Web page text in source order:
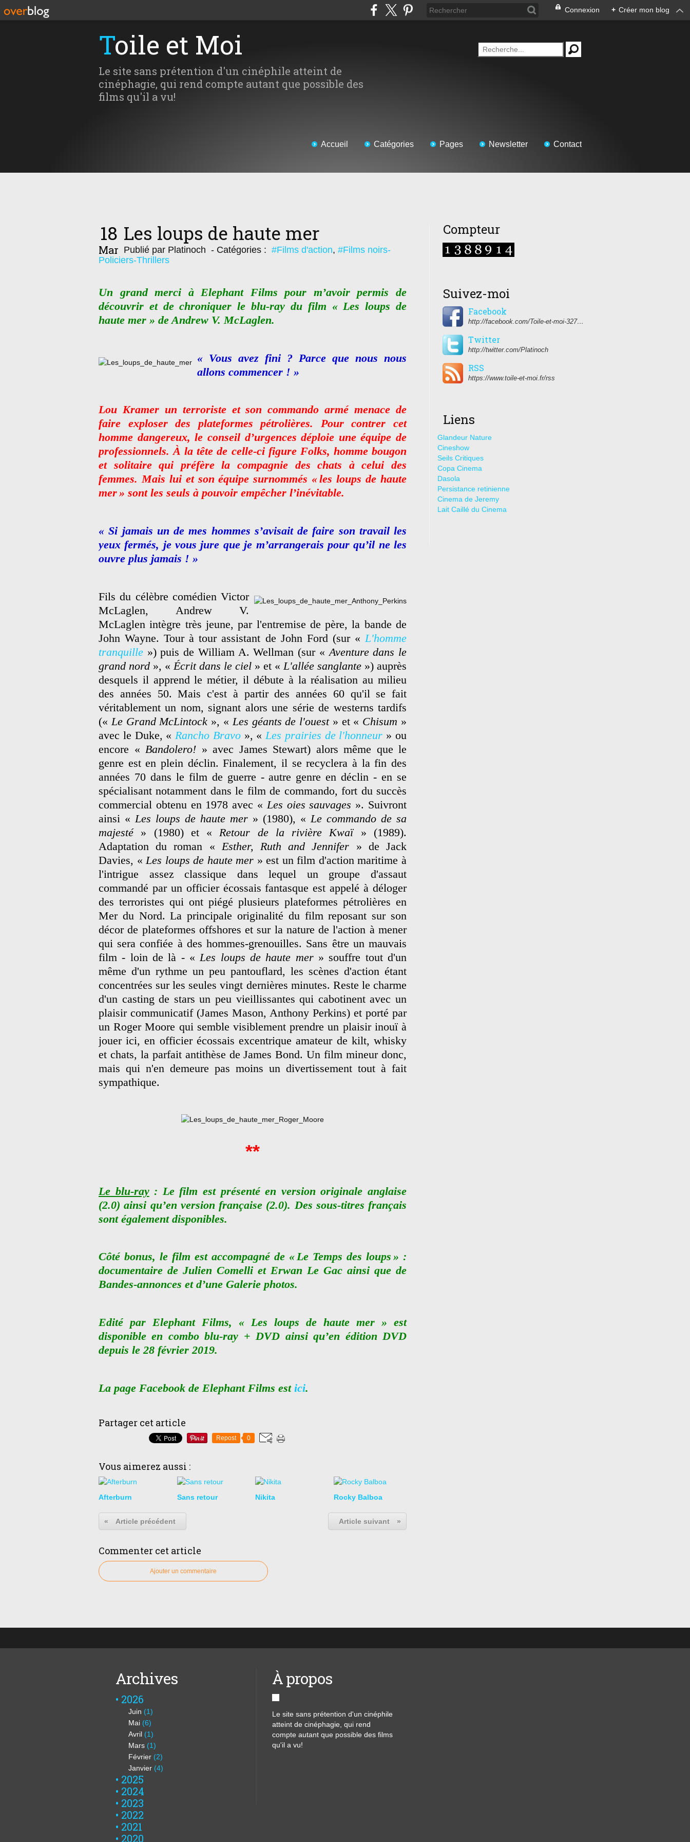
Connexion + Créer mon blog
Toile et Moi
Le site sans prétention d'un cinéphile atteint de
cinéphagie, qui rend compte autant que possible des
films qu'il a vu!
Accueil Catégories Pages Newsletter Contact
18
Mar
Les loups de haute mer
Publié par Platinoch - Catégories : #Films d'action, #Films noirs-
Policiers-Thrillers
Un grand merci à Elephant Films pour m’avoir permis de
découvrir et de chroniquer le blu-ray du film « Les loups de
haute mer » de Andrew V. McLaglen.
« Vous avez fini ? Parce que nous nous
allons commencer ! »
Lou Kramer un terroriste et son commando armé menace de
faire exploser des plateformes pétrolières. Pour contrer cet
homme dangereux, le conseil d’urgences déploie une équipe de
professionnels. À la tête de celle-ci figure Folks, homme bougon
et solitaire qui préfère la compagnie des chats à celui des
femmes. Mais lui et son équipe surnommés « les loups de haute
mer » sont les seuls à pouvoir empêcher l’inévitable.
« Si jamais un de mes hommes s’avisait de faire son travail les
yeux fermés, je vous jure que je m’arrangerais pour qu’il ne les
ouvre plus jamais ! »
Fils du célèbre comédien Victor
McLaglen, Andrew V.
McLaglen intègre très jeune, par l'entremise de père, la bande de
John Wayne. Tour à tour assistant de John Ford (sur « L'homme
tranquille ») puis de William A. Wellman (sur « Aventure dans le
grand nord », « Écrit dans le ciel » et « L'allée sanglante ») auprès
desquels il apprend le métier, il débute à la réalisation au milieu
des années 50. Mais c'est à partir des années 60 qu'il se fait
véritablement un nom, signant alors une série de westerns tardifs
(« Le Grand McLintock », « Les géants de l'ouest» et « Chisum »
avec le Duke, « Rancho Bravo», « Les prairies de l'honneur » ou
encore « Bandolero! » avec James Stewart) alors même que le
genre est en plein déclin. Finalement, il se recyclera à la fin des
années 70 dans le film de guerre - autre genre en déclin - en se
spécialisant notamment dans le film de commando, fort du succès
commercial obtenu en 1978 avec « Les oies sauvages ». Suivront
ainsi « Les loups de haute mer » (1980), « Le commando de sa
majesté» (1980) et « Retour de la rivière Kwaï» (1989).
Adaptation du roman « Esther, Ruth and Jennifer » de Jack
Davies, « Les loups de haute mer » est un film d'action maritime à
l'intrigue assez classique dans lequel un groupe d'assaut
commandé par un officier écossais fantasque est appelé à déloger
des terroristes qui ont piégé plusieurs plateformes pétrolières en
Mer du Nord. La principale originalité du film reposant sur son
décor de plateformes offshores et sur la nature de l'action à mener
qui sera confiée à des hommes-grenouilles. Sans être un mauvais
film - loin de là - « Les loups de haute mer» souffre tout d'un
même d'un rythme un peu pantouflard, les scènes d'action étant
concentrées sur les seules vingt dernières minutes. Reste le charme
d'un casting de stars un peu vieillissantes qui cabotinent avec un
plaisir communicatif (James Mason, Anthony Perkins) et porté par
un Roger Moore qui semble visiblement prendre un plaisir inouï à
jouer ici, en officier écossais excentrique amateur de kilt, whisky
et chats, la parfait antithèse de James Bond. Un film mineur donc,
mais qui n'en demeure pas moins un divertissement tout à fait
sympathique.
**
Le blu-ray: Le film est présenté en version originale anglaise
(2.0) ainsi qu’en version française (2.0). Des sous-titres français
sont également disponibles.
Côté bonus, le film est accompagné de « Le Temps des loups » :
documentaire de Julien Comelli et Erwan Le Gac ainsi que de
Bandes-annonces et d’une Galerie photos.
Edité par Elephant Films, « Les loups de haute mer » est
disponible en combo blu-ray + DVD ainsi qu’en édition DVD
depuis le 28 février 2019.
La page Facebook de Elephant Films est ici.
Partager cet article
Repost 0
Vous aimerez aussi :
Afterburn Sans retour Nikita Rocky Balboa
« Article précédent Article suivant »
Commenter cet article
Ajouter un commentaire
Compteur
Suivez-moi
Facebook
http://facebook.com/Toile-et-moi-327459350627274/
Twitter
http://twitter.com/Platinoch
RSS
https://www.toile-et-moi.fr/rss
Liens
Glandeur Nature
Cineshow
Seils Critiques
Copa Cinema
Dasola
Persistance retinienne
Cinema de Jeremy
Lait Caillé du Cinema
Archives
2026
Juin (1)
Mai (6)
Avril (1)
Mars (1)
Février (2)
Janvier (4)
2025
2024
2023
2022
2021
2020
À propos
Le site sans prétention d'un cinéphile
atteint de cinéphagie, qui rend
compte autant que possible des films
qu'il a vu!